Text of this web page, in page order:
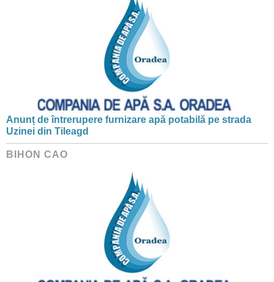
Anunț de întrerupere furnizare apă potabilă pe strada
Uzinei din Tileagd
BIHON CAO